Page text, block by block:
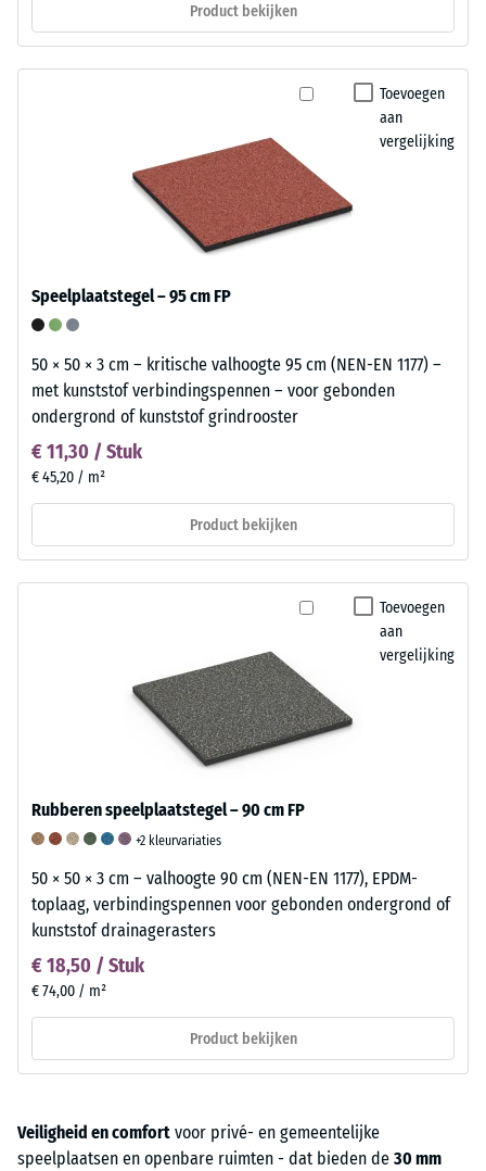
Product bekijken
Toevoegen
aan
vergelijking
Speelplaatstegel – 95 cm FP
50 × 50 × 3 cm – kritische valhoogte 95 cm (NEN-EN 1177) –
met kunststof verbindingspennen – voor gebonden
ondergrond of kunststof grindrooster
€ 11,30 / Stuk
€ 45,20 / m²
Product bekijken
Toevoegen
aan
vergelijking
Rubberen speelplaatstegel – 90 cm FP
+2 kleurvariaties
50 × 50 × 3 cm – valhoogte 90 cm (NEN-EN 1177), EPDM-
toplaag, verbindingspennen voor gebonden ondergrond of
kunststof drainagerasters
€ 18,50 / Stuk
€ 74,00 / m²
Product bekijken
Veiligheid en comfort voor privé- en gemeentelijke
speelplaatsen en openbare ruimten - dat bieden de 30 mm